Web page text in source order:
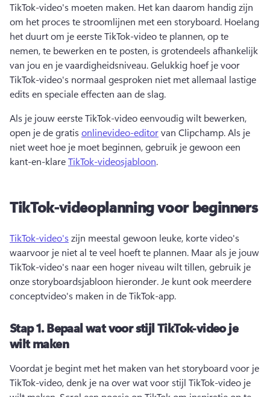
TikTok-video's moeten maken. Het kan daarom handig zijn
om het proces te stroomlijnen met een storyboard. Hoelang
het duurt om je eerste TikTok-video te plannen, op te
nemen, te bewerken en te posten, is grotendeels afhankelijk
van jou en je vaardigheidsniveau. Gelukkig hoef je voor
TikTok-video's normaal gesproken niet met allemaal lastige
edits en speciale effecten aan de slag.
Als je jouw eerste TikTok-video eenvoudig wilt bewerken,
open je de gratis onlinevideo-editor van Clipchamp. Als je
niet weet hoe je moet beginnen, gebruik je gewoon een
kant-en-klare TikTok-videosjabloon.
TikTok-videoplanning voor beginners
TikTok-video's zijn meestal gewoon leuke, korte video's
waarvoor je niet al te veel hoeft te plannen. Maar als je jouw
TikTok-video's naar een hoger niveau wilt tillen, gebruik je
onze storyboardsjabloon hieronder. Je kunt ook meerdere
conceptvideo's maken in de TikTok-app.
Stap 1.Bepaal wat voor stijl TikTok-video je
wilt maken
Voordat je begint met het maken van het storyboard voor je
TikTok-video, denk je na over wat voor stijl TikTok-video je